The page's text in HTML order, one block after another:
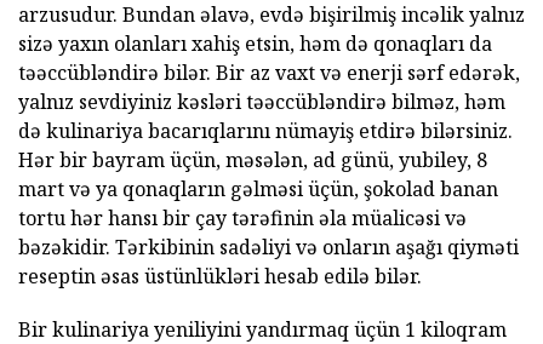
arzusudur. Bundan əlavə, evdə bişirilmiş incəlik yalnız
sizə yaxın olanları xahiş etsin, həm də qonaqları da
təəccübləndirə bilər. Bir az vaxt və enerji sərf edərək,
yalnız sevdiyiniz kəsləri təəccübləndirə bilməz, həm
də kulinariya bacarıqlarını nümayiş etdirə bilərsiniz.
Hər bir bayram üçün, məsələn, ad günü, yubiley, 8
mart və ya qonaqların gəlməsi üçün, şokolad banan
tortu hər hansı bir çay tərəfinin əla müalicəsi və
bəzəkidir. Tərkibinin sadəliyi və onların aşağı qiyməti
reseptin əsas üstünlükləri hesab edilə bilər.
Bir kulinariya yeniliyini yandırmaq üçün 1 kiloqram